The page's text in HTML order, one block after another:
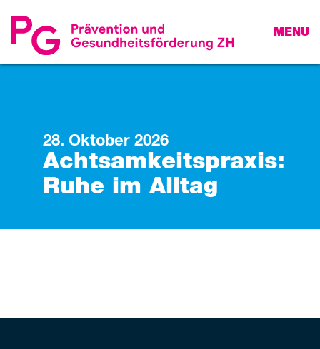
MENU
28. Oktober 2026
Achtsamkeitspraxis:
Ruhe im Alltag